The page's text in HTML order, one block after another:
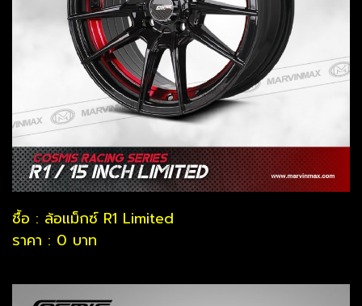
ชื้อ : ล้อแม็กซ์ R1 Limited
ราคา : 0 บาท